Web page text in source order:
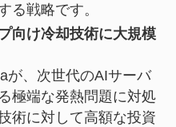
る戦略です。
向け冷却技術に大規模
が、次世代のAIサーバ
極端な発熱問題に対処
術に対して高額な投資